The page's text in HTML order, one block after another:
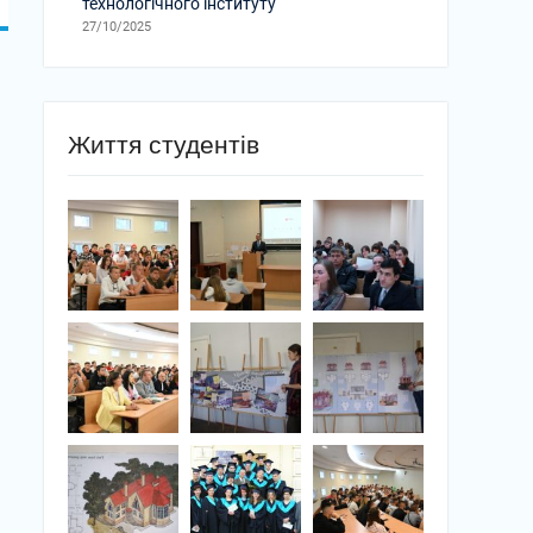
27/10/2025
Життя студентів